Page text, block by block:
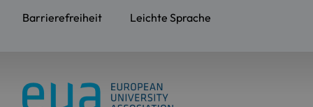
Barrierefreiheit Leichte Sprache